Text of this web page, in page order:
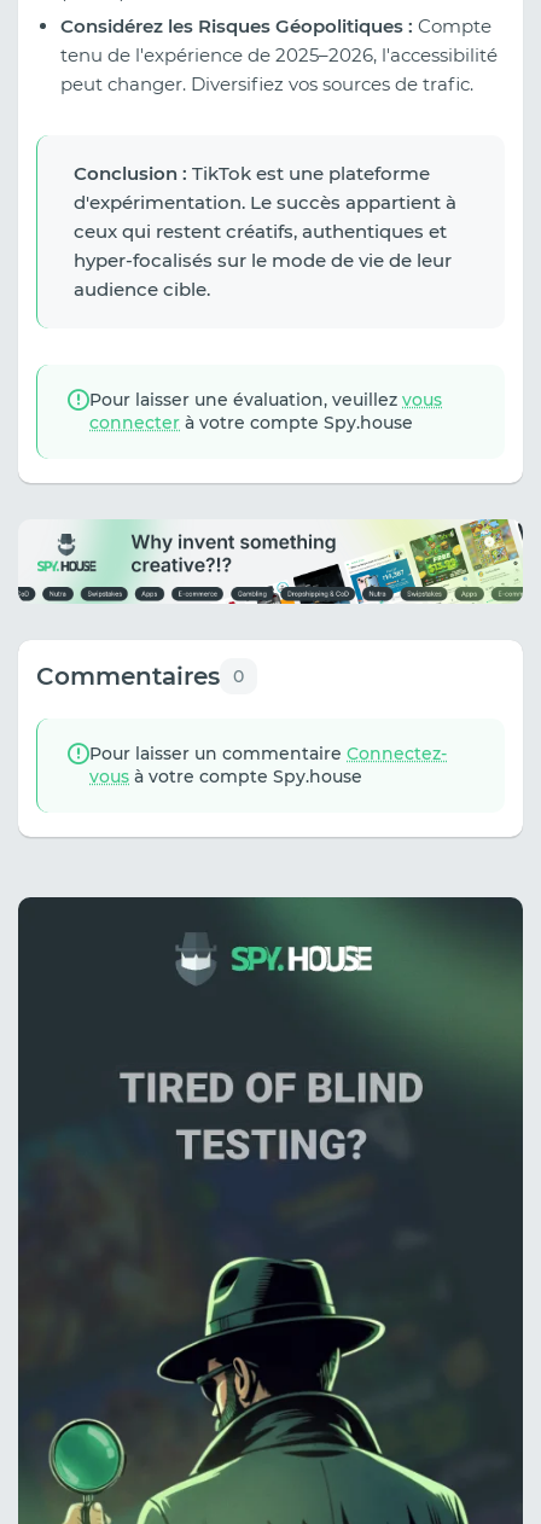
Considérez les Risques Géopolitiques : Compte
tenu de l'expérience de 2025–2026, l'accessibilité
peut changer. Diversifiez vos sources de trafic.
Conclusion : TikTok est une plateforme
d'expérimentation. Le succès appartient à
ceux qui restent créatifs, authentiques et
hyper-focalisés sur le mode de vie de leur
audience cible.
Pour laisser une évaluation, veuillez vous
connecter à votre compte Spy.house
Commentaires 0
Pour laisser un commentaire Connectez-
vous à votre compte Spy.house